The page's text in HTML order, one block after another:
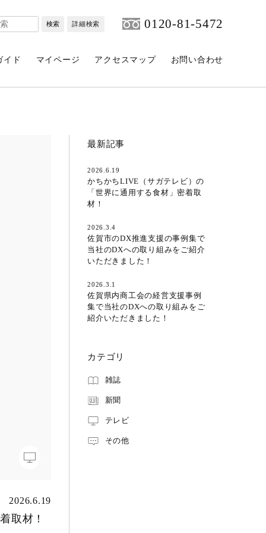
検索 詳細検索 0120-81-5472
イド マイページ アクセスマップ お問い合わせ
2026.6.19
取材！
最新記事
2026.6.19
かちかちLIVE（サガテレビ）の
「世界に通用する食材」密着取
材！
2026.3.4
佐賀市のDX推進支援の事例集で
当社のDXへの取り組みをご紹介
いただきました！
2026.3.1
佐賀県内商工会の経営支援事例
集で当社のDXへの取り組みをご
紹介いただきました！
カテゴリ
雑誌
新聞
テレビ
その他